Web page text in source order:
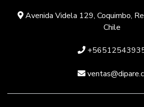
Avenida Videla 129, Coquimbo,
Chile